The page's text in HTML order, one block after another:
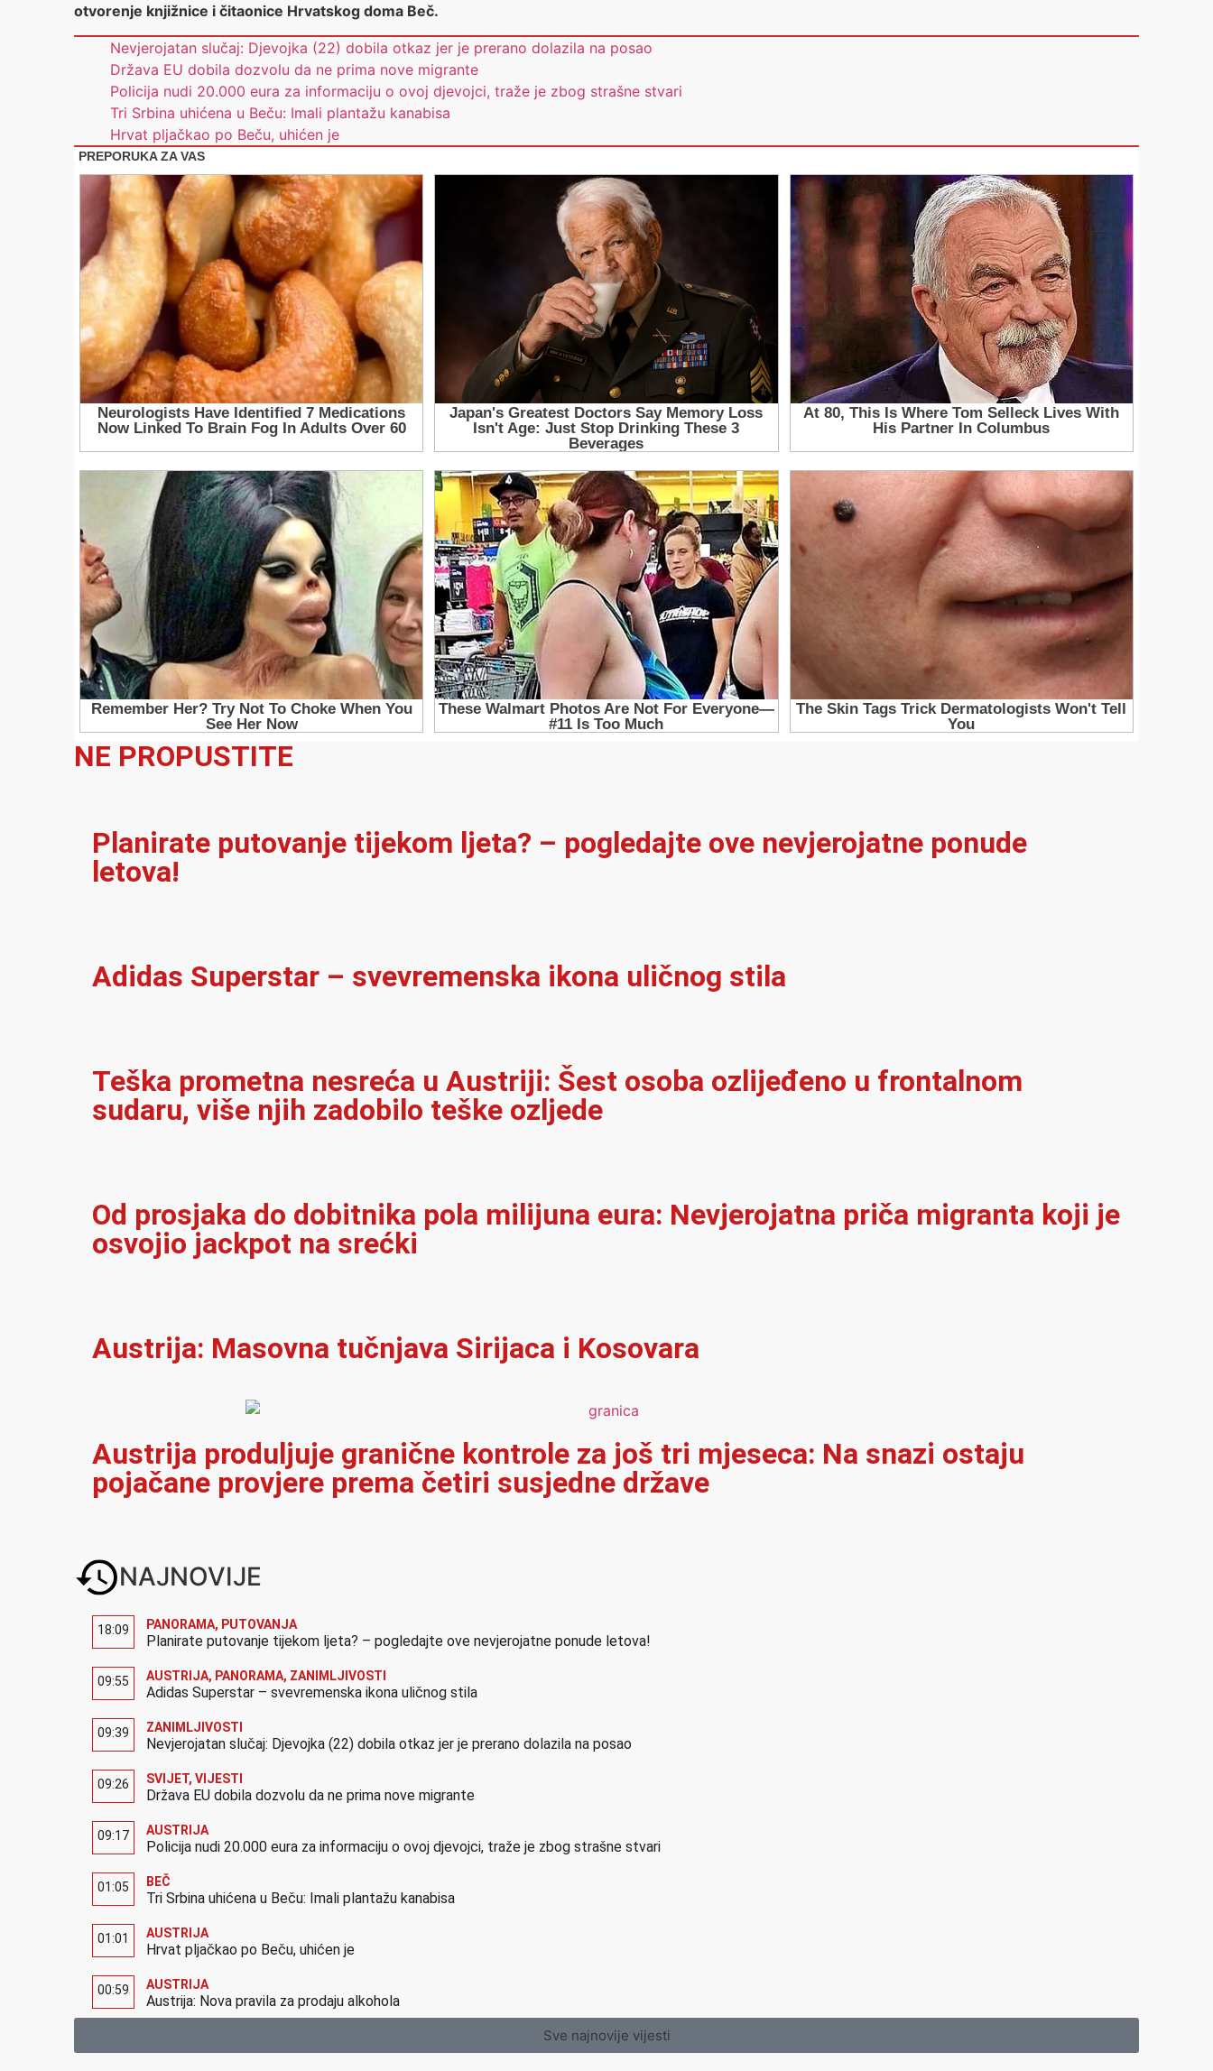
otvorenje knjižnice i čitaonice Hrvatskog doma Beč.
Nevjerojatan slučaj: Djevojka (22) dobila otkaz jer je prerano dolazila na posao
Država EU dobila dozvolu da ne prima nove migrante
Policija nudi 20.000 eura za informaciju o ovoj djevojci, traže je zbog strašne stvari
Tri Srbina uhićena u Beču: Imali plantažu kanabisa
Hrvat pljačkao po Beču, uhićen je
NE PROPUSTITE
Planirate putovanje tijekom ljeta? – pogledajte ove nevjerojatne ponude
letova!
Adidas Superstar – svevremenska ikona uličnog stila
Teška prometna nesreća u Austriji: Šest osoba ozlijeđeno u frontalnom
sudaru, više njih zadobilo teške ozljede
Od prosjaka do dobitnika pola milijuna eura: Nevjerojatna priča migranta koji je
osvojio jackpot na srećki
Austrija: Masovna tučnjava Sirijaca i Kosovara
Austrija produljuje granične kontrole za još tri mjeseca: Na snazi ostaju
pojačane provjere prema četiri susjedne države
NAJNOVIJE
18:09 PANORAMA, PUTOVANJA
Planirate putovanje tijekom ljeta? – pogledajte ove nevjerojatne ponude letova!
09:55 AUSTRIJA, PANORAMA, ZANIMLJIVOSTI
Adidas Superstar – svevremenska ikona uličnog stila
09:39 ZANIMLJIVOSTI
Nevjerojatan slučaj: Djevojka (22) dobila otkaz jer je prerano dolazila na posao
09:26 SVIJET, VIJESTI
Država EU dobila dozvolu da ne prima nove migrante
09:17 AUSTRIJA
Policija nudi 20.000 eura za informaciju o ovoj djevojci, traže je zbog strašne stvari
01:05 BEČ
Tri Srbina uhićena u Beču: Imali plantažu kanabisa
01:01 AUSTRIJA
Hrvat pljačkao po Beču, uhićen je
00:59 AUSTRIJA
Austrija: Nova pravila za prodaju alkohola
Sve najnovije vijesti